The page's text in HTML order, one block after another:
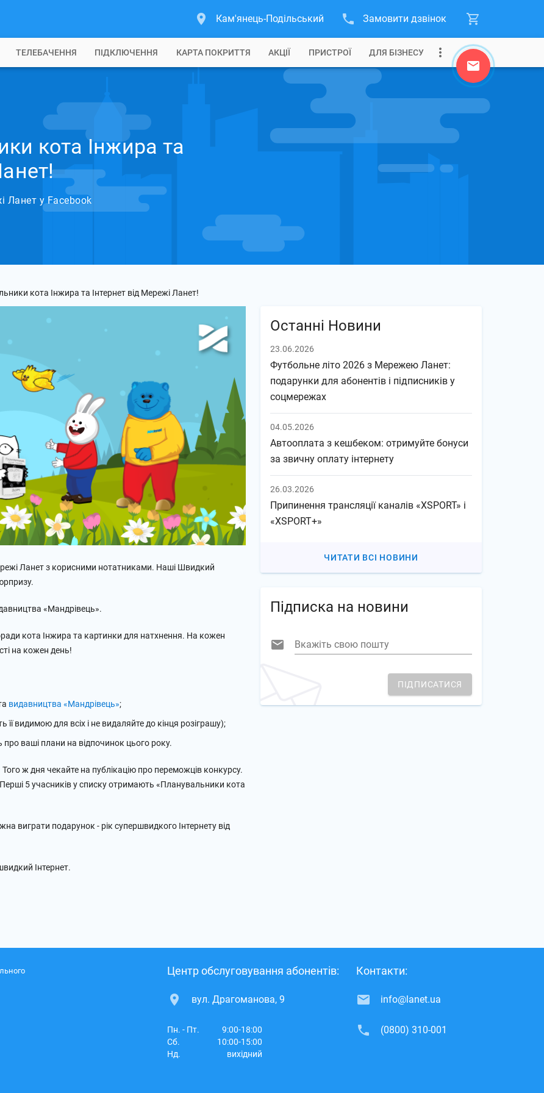
Кам'янець-Подільський Замовити дзвінок
ТЕЛЕБАЧЕННЯ ПІДКЛЮЧЕННЯ КАРТА ПОКРИТТЯ АКЦІЇ ПРИСТРОЇ ДЛЯ БІЗНЕСУ
кота Інжира та
Ланет у Facebook
кота Інжира та Інтернет від Мережі Ланет!
Ланет з корисними нотатниками. Наші Швидкий
«Мандрівець».
кота Інжира та картинки для натхнення. На кожен
на кожен день!
видавництва «Мандрівець»;
її видимою для всіх і не видаляйте до кінця розіграшу);
про ваші плани на відпочинок цього року.
ж дня чекайте на публікацію про переможців конкурсу.
5 учасників у списку отримають «Планувальники кота
виграти подарунок - рік супершвидкого Інтернету від
Інтернет.
Останні Новини
23.06.2026
Футбольне літо 2026 з Мережею Ланет:
подарунки для абонентів і підписників у
соцмережах
04.05.2026
Автооплата з кешбеком: отримуйте бонуси
за звичну оплату інтернету
26.03.2026
Припинення трансляції каналів «XSPORT» і
«XSPORT+»
ЧИТАТИ ВСІ НОВИНИ
Підписка на новини
Вкажіть свою пошту
ПІДПИСАТИСЯ
Центр обслуговування абонентів:
вул. Драгоманова, 9
Пн. - Пт.
9:00-18:00
Сб.
10:00-15:00
Нд.
вихідний
Контакти:
info@lanet.ua
(0800) 310-001